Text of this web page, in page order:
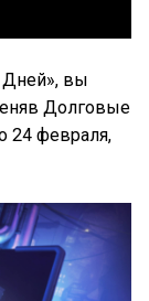
Дней», вы
Долговые
24 февраля,